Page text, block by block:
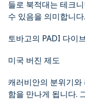
들로 북적대는 테크
수 있음을 의미합니다.
토바고의 PADI 다이
미국 버진 제도
캐러비안의 분위기
함을 만나게 됩니다.